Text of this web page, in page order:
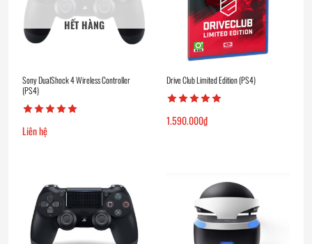
HẾT HÀNG
Sony DualShock 4 Wireless Controller
(PS4)
Liên hệ
Drive Club Limited Edition (PS4)
1.590.000₫